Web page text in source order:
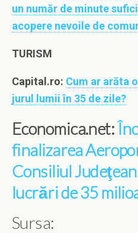
un număr de minute
acopere nevoile de
TURISM
Capital.ro: Cum ar arăta
jurul lumii în 35 de zile?
Economica.net:
finalizarea
Consiliul
lucrări de 35
Sursa: